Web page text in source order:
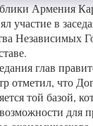
Армения
участие в
Независимых
глав
отметил, что
той базой,